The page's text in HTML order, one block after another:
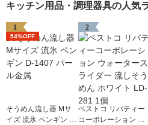
キッチン用品・調理器具の人気
1
54%OFF
そうめん流し器 Mサ
イズ 流氷 ペンギン D-
2
ベストコ リバティー
コーポレーション ウ